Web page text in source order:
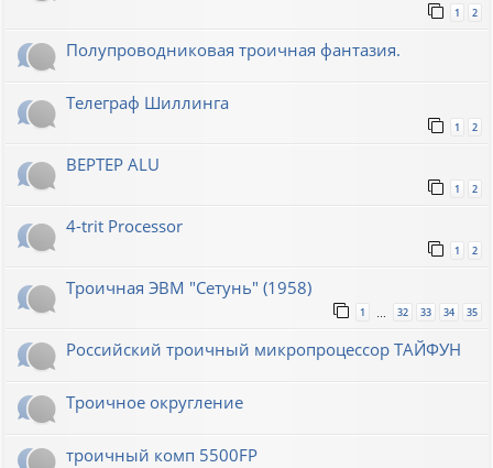
1 2
Полупроводниковая троичная фантазия.
Телеграф Шиллинга
1 2
BEPTEP ALU
1 2
4-trit Processor
1 2
Троичная ЭВМ "Сетунь" (1958)
1 … 32 33 34 35
Российский троичный микропроцессор ТАЙФУН
Троичное округление
троичный комп 5500FP